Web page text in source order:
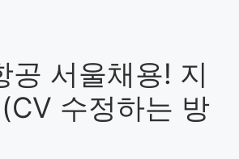
공 서울채용! 지
수정하는 방